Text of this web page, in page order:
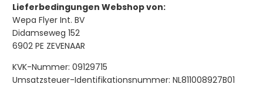
Lieferbedingungen Webshop von:
Wepa Flyer Int. BV
Didamseweg 152
6902 PE ZEVENAAR
KVK-Nummer: 09129715
Umsatzsteuer-Identifikationsnummer: NL811008927B01